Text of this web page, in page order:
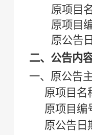
原项目
原项目
原公告
二、公告内
一、原公告
原项目名
原项目编
原公告日